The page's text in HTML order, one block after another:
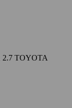
TOYOTA